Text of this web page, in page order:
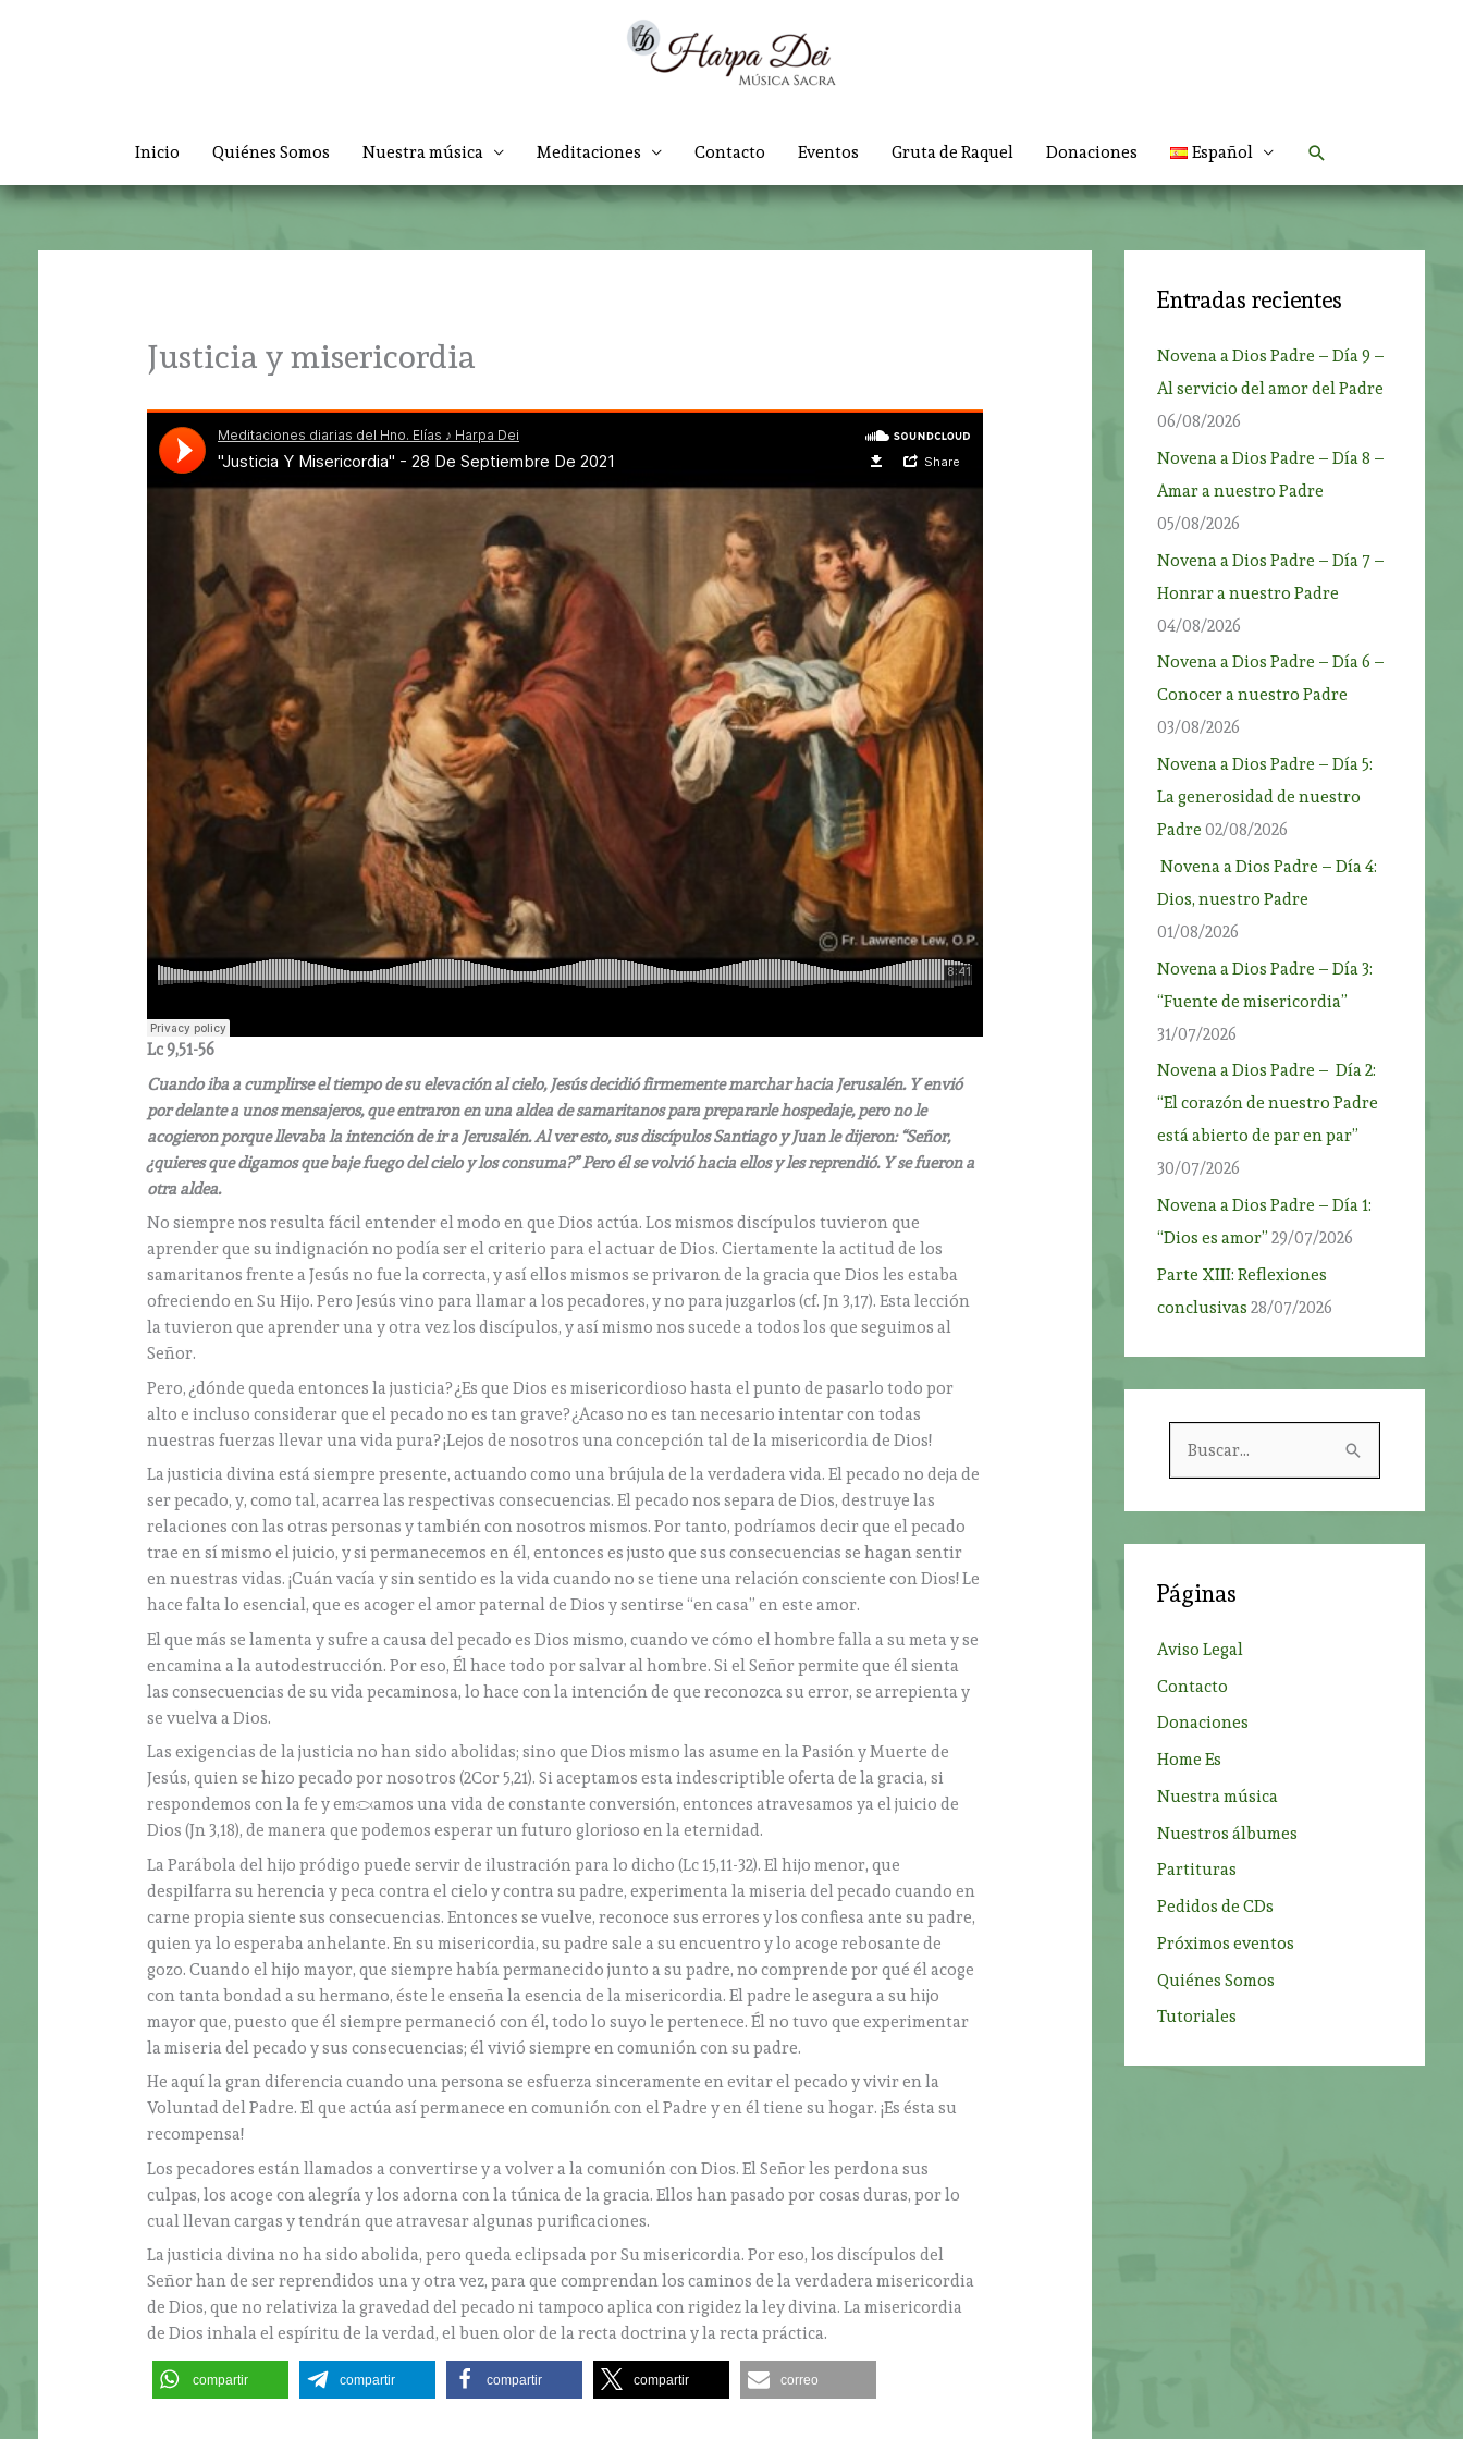
Inicio Quiénes Somos Nuestra música Meditaciones Contacto Eventos Gruta de Raquel Donaciones Español Buscar
Justicia y misericordia
Lc 9,51-56
Cuando iba a cumplirse el tiempo de su elevación al cielo, Jesús decidió firmemente marchar hacia Jerusalén. Y envió
por delante a unos mensajeros, que entraron en una aldea de samaritanos para prepararle hospedaje, pero no le
acogieron porque llevaba la intención de ir a Jerusalén. Al ver esto, sus discípulos Santiago y Juan le dijeron: “Señor,
¿quieres que digamos que baje fuego del cielo y los consuma?” Pero él se volvió hacia ellos y les reprendió. Y se fueron a
otra aldea.
No siempre nos resulta fácil entender el modo en que Dios actúa. Los mismos discípulos tuvieron que
aprender que su indignación no podía ser el criterio para el actuar de Dios. Ciertamente la actitud de los
samaritanos frente a Jesús no fue la correcta, y así ellos mismos se privaron de la gracia que Dios les estaba
ofreciendo en Su Hijo. Pero Jesús vino para llamar a los pecadores, y no para juzgarlos (cf. Jn 3,17). Esta lección
la tuvieron que aprender una y otra vez los discípulos, y así mismo nos sucede a todos los que seguimos al
Señor.
Pero, ¿dónde queda entonces la justicia? ¿Es que Dios es misericordioso hasta el punto de pasarlo todo por
alto e incluso considerar que el pecado no es tan grave? ¿Acaso no es tan necesario intentar con todas
nuestras fuerzas llevar una vida pura? ¡Lejos de nosotros una concepción tal de la misericordia de Dios!
La justicia divina está siempre presente, actuando como una brújula de la verdadera vida. El pecado no deja de
ser pecado, y, como tal, acarrea las respectivas consecuencias. El pecado nos separa de Dios, destruye las
relaciones con las otras personas y también con nosotros mismos. Por tanto, podríamos decir que el pecado
trae en sí mismo el juicio, y si permanecemos en él, entonces es justo que sus consecuencias se hagan sentir
en nuestras vidas. ¡Cuán vacía y sin sentido es la vida cuando no se tiene una relación consciente con Dios! Le
hace falta lo esencial, que es acoger el amor paternal de Dios y sentirse “en casa” en este amor.
El que más se lamenta y sufre a causa del pecado es Dios mismo, cuando ve cómo el hombre falla a su meta y se
encamina a la autodestrucción. Por eso, Él hace todo por salvar al hombre. Si el Señor permite que él sienta
las consecuencias de su vida pecaminosa, lo hace con la intención de que reconozca su error, se arrepienta y
se vuelva a Dios.
Las exigencias de la justicia no han sido abolidas; sino que Dios mismo las asume en la Pasión y Muerte de
Jesús, quien se hizo pecado por nosotros (2Cor 5,21). Si aceptamos esta indescriptible oferta de la gracia, si
respondemos con la fe y empezamos una vida de constante conversión, entonces atravesamos ya el juicio de
Dios (Jn 3,18), de manera que podemos esperar un futuro glorioso en la eternidad.
La Parábola del hijo pródigo puede servir de ilustración para lo dicho (Lc 15,11-32). El hijo menor, que
despilfarra su herencia y peca contra el cielo y contra su padre, experimenta la miseria del pecado cuando en
carne propia siente sus consecuencias. Entonces se vuelve, reconoce sus errores y los confiesa ante su padre,
quien ya lo esperaba anhelante. En su misericordia, su padre sale a su encuentro y lo acoge rebosante de
gozo. Cuando el hijo mayor, que siempre había permanecido junto a su padre, no comprende por qué él acoge
con tanta bondad a su hermano, éste le enseña la esencia de la misericordia. El padre le asegura a su hijo
mayor que, puesto que él siempre permaneció con él, todo lo suyo le pertenece. Él no tuvo que experimentar
la miseria del pecado y sus consecuencias; él vivió siempre en comunión con su padre.
He aquí la gran diferencia cuando una persona se esfuerza sinceramente en evitar el pecado y vivir en la
Voluntad del Padre. El que actúa así permanece en comunión con el Padre y en él tiene su hogar. ¡Es ésta su
recompensa!
Los pecadores están llamados a convertirse y a volver a la comunión con Dios. El Señor les perdona sus
culpas, los acoge con alegría y los adorna con la túnica de la gracia. Ellos han pasado por cosas duras, por lo
cual llevan cargas y tendrán que atravesar algunas purificaciones.
La justicia divina no ha sido abolida, pero queda eclipsada por Su misericordia. Por eso, los discípulos del
Señor han de ser reprendidos una y otra vez, para que comprendan los caminos de la verdadera misericordia
de Dios, que no relativiza la gravedad del pecado ni tampoco aplica con rigidez la ley divina. La misericordia
de Dios inhala el espíritu de la verdad, el buen olor de la recta doctrina y la recta práctica.
compartir compartir compartir compartir correo
Entradas recientes
Novena a Dios Padre – Día 9 –
Al servicio del amor del Padre
06/08/2026
Novena a Dios Padre – Día 8 –
Amar a nuestro Padre
05/08/2026
Novena a Dios Padre – Día 7 –
Honrar a nuestro Padre
04/08/2026
Novena a Dios Padre – Día 6 –
Conocer a nuestro Padre
03/08/2026
Novena a Dios Padre – Día 5:
La generosidad de nuestro
Padre 02/08/2026
Novena a Dios Padre – Día 4:
Dios, nuestro Padre
01/08/2026
Novena a Dios Padre – Día 3:
“Fuente de misericordia”
31/07/2026
Novena a Dios Padre – Día 2:
“El corazón de nuestro Padre
está abierto de par en par”
30/07/2026
Novena a Dios Padre – Día 1:
“Dios es amor” 29/07/2026
Parte XIII: Reflexiones
conclusivas 28/07/2026
r
:
Páginas
Aviso Legal
Contacto
Donaciones
Home Es
Nuestra música
Nuestros álbumes
Partituras
Pedidos de CDs
Próximos eventos
Quiénes Somos
Tutoriales